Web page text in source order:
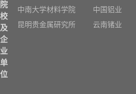
院
校
及
企
业
单
位
中南大学材料学院
中国铝业
昆明贵金属研究所
云南锗业